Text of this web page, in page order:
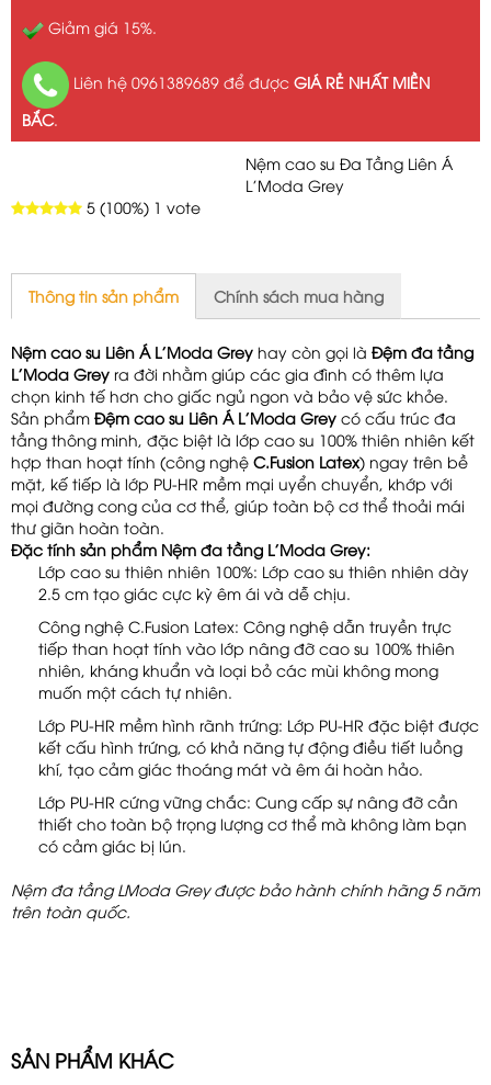
Giảm giá 15%.
Liên hệ 0961389689 để được GIÁ RẺ NHẤT MIỀN
BẮC
Nệm cao su Đa Tầng Liên Á
L'Moda Grey
5 (100%) 1 vote
Thông tin sản phẩm Chính sách mua hàng
Nệm cao su Liên Á L'Moda Grey hay còn gọi là Đệm đa tầng
L'Moda Grey ra đời nhằm giúp các gia đình có thêm lựa
chọn kinh tế hơn cho giấc ngủ ngon và bảo vệ sức khỏe.
Sản phẩm Đệm cao su Liên Á L'Moda Grey có cấu trúc đa
tầng thông minh, đặc biệt là lớp cao su 100% thiên nhiên kết
hợp than hoạt tính (công nghệ C.Fusion Latex) ngay trên bề
mặt, kế tiếp là lớp PU-HR mềm mại uyển chuyển, khớp với
mọi đường cong của cơ thể, giúp toàn bộ cơ thể thoải mái
thư giãn hoàn toàn.
Đặc tính sản phẩm Nệm đa tầng L'Moda Grey:
Lớp cao su thiên nhiên 100%: Lớp cao su thiên nhiên dày
2.5 cm tạo giác cực kỳ êm ái và dễ chịu.
Công nghệ C.Fusion Latex: Công nghệ dẫn truyền trực
tiếp than hoạt tính vào lớp nâng đỡ cao su 100% thiên
nhiên, kháng khuẩn và loại bỏ các mùi không mong
muốn một cách tự nhiên.
Lớp PU-HR mềm hình rãnh trứng: Lớp PU-HR đặc biệt được
kết cấu hình trứng, có khả năng tự động điều tiết luồng
khí, tạo cảm giác thoáng mát và êm ái hoàn hảo.
Lớp PU-HR cứng vững chắc: Cung cấp sự nâng đỡ cần
thiết cho toàn bộ trọng lượng cơ thể mà không làm bạn
có cảm giác bị lún.
Nệm đa tầng LModa Grey được bảo hành chính hãng 5 năm
trên toàn quốc.
SẢN PHẨM KHÁC